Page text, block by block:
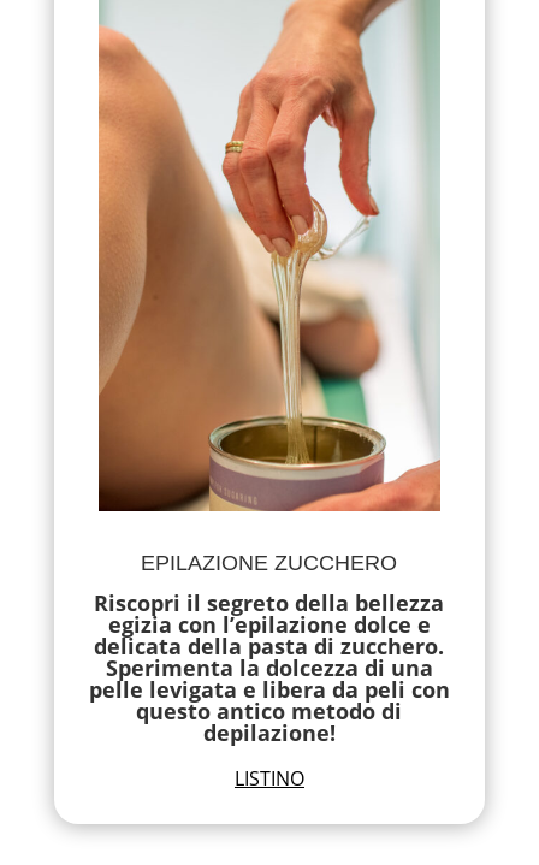
EPILAZIONE ZUCCHERO
Riscopri il segreto della bellezza
egizia con l’epilazione dolce e
delicata della pasta di zucchero.
Sperimenta la dolcezza di una
pelle levigata e libera da peli con
questo antico metodo di
depilazione!
LISTINO